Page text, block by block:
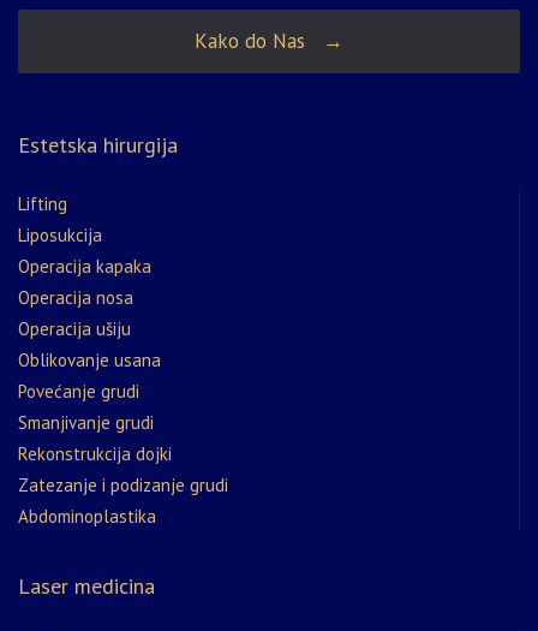
Kako do Nas →
Estetska hirurgija
Lifting
Liposukcija
Operacija kapaka
Operacija nosa
Operacija ušiju
Oblikovanje usana
Povećanje grudi
Smanjivanje grudi
Rekonstrukcija dojki
Zatezanje i podizanje grudi
Abdominoplastika
Laser medicina